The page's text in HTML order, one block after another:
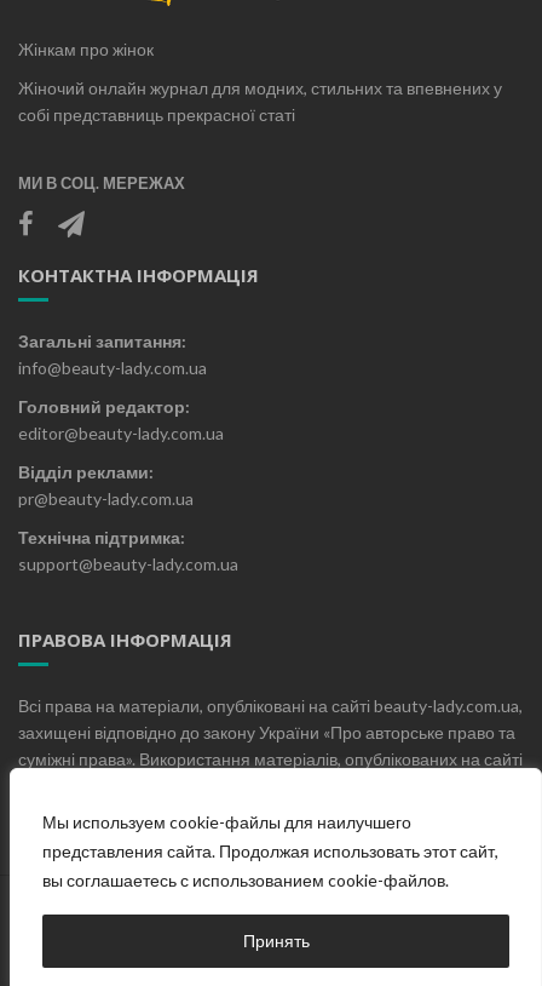
Мы используем cookie-файлы для наилучшего
представления сайта. Продолжая использовать этот сайт,
вы соглашаетесь с использованием cookie-файлов.
Принять
Жінкам про жінок
Жіночий онлайн журнал для модних, стильних та впевнених у
собі представниць прекрасної статі
МИ В СОЦ. МЕРЕЖАХ
КОНТАКТНА ІНФОРМАЦІЯ
Загальні запитання:
info@beauty-lady.com.ua
Головний редактор:
editor@beauty-lady.com.ua
Відділ реклами:
pr@beauty-lady.com.ua
Технічна підтримка:
support@beauty-lady.com.ua
ПРАВОВА ІНФОРМАЦІЯ
Всі права на матеріали, опубліковані на сайті beauty-lady.com.ua,
захищені відповідно до закону України «Про авторське право та
суміжні права». Використання матеріалів, опублікованих на сайті
допускається.
Головна Про проект Блог
Контакти
© Жіночий онлайн журнал «Beauty Lady», 2019-2025